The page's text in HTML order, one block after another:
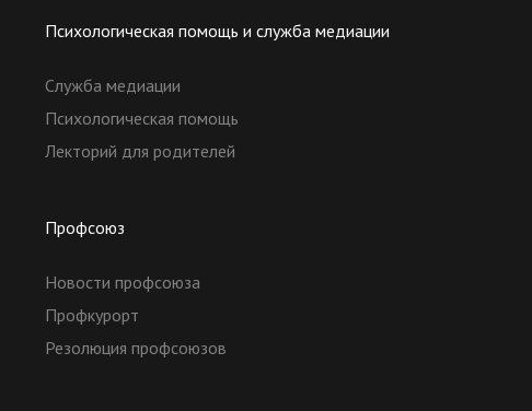
Психологическая помощь и служба медиации
Служба медиации
Психологическая помощь
Лекторий для родителей
Профсоюз
Новости профсоюза
Профкурорт
Резолюция профсоюзов